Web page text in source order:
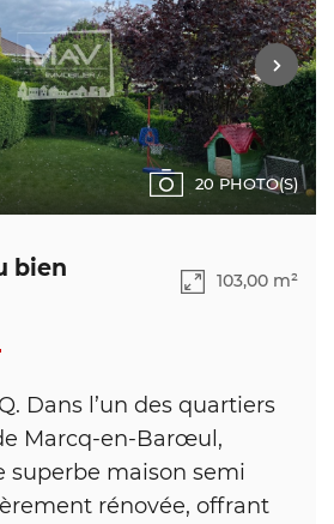
20 PHOTO(S)
bien
103,00 m²
Dans l’un des quartiers
Marcq-en-Barœul,
superbe maison semi
rénovée, offrant